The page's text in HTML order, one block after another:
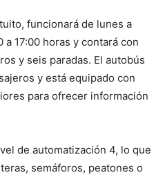
funcionará de lunes a
17:00 horas y contará con
y seis paradas. El autobús
y está equipado con
para ofrecer información
de automatización 4, lo que
semáforos, peatones o